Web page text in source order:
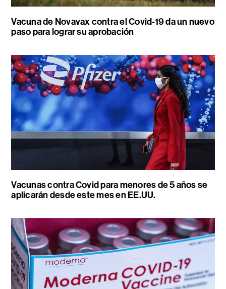
Vacuna de Novavax contra el Covid-19 da un nuevo
paso para lograr su aprobación
Vacunas contra Covid para menores de 5 años se
aplicarán desde este mes en EE.UU.